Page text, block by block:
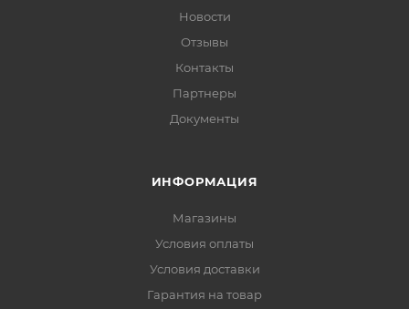
Новости
Отзывы
Контакты
Партнеры
Документы
ИНФОРМАЦИЯ
Магазины
Условия оплаты
Условия доставки
Гарантия на товар